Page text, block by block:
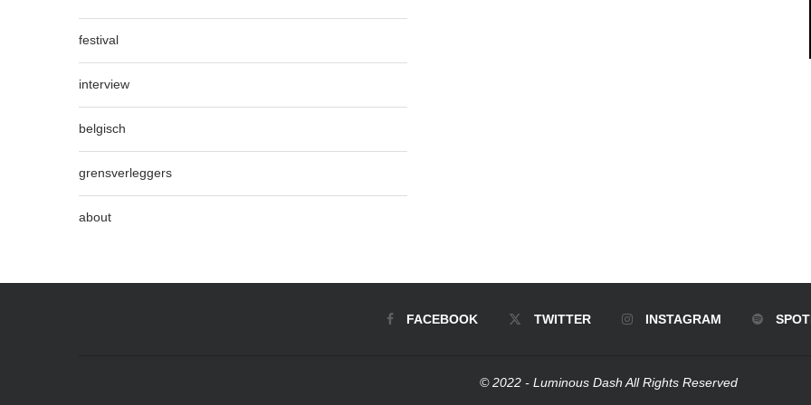
festival
interview
belgisch
grensverleggers
about
FACEBOOK TWITTER INSTAGRAM
© 2022 - Luminous Dash All Rights Reserved